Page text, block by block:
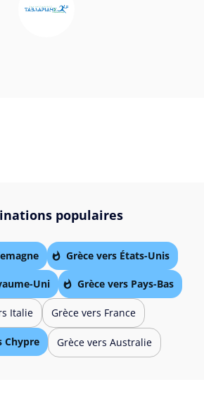
populaires
Grèce vers États-Unis
Uni Grèce vers Pays-Bas
Italie Grèce vers France
Chypre Grèce vers Australie